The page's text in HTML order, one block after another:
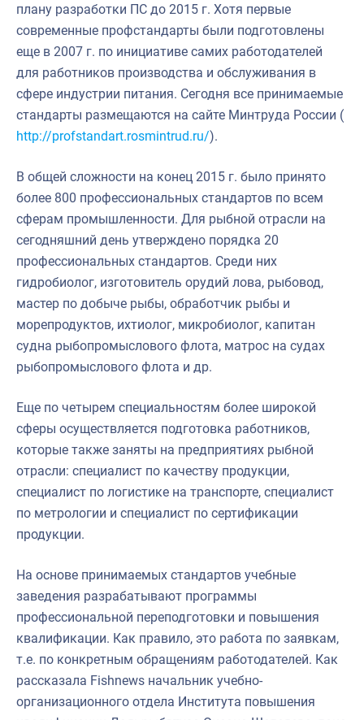
плану разработки ПС до 2015 г. Хотя первые
современные профстандарты были подготовлены
еще в 2007 г. по инициативе самих работодателей
для работников производства и обслуживания в
сфере индустрии питания. Сегодня все принимаемые
стандарты размещаются на сайте Минтруда России (
http://profstandart.rosmintrud.ru/).
В общей сложности на конец 2015 г. было принято
более 800 профессиональных стандартов по всем
сферам промышленности. Для рыбной отрасли на
сегодняшний день утверждено порядка 20
профессиональных стандартов. Среди них
гидробиолог, изготовитель орудий лова, рыбовод,
мастер по добыче рыбы, обработчик рыбы и
морепродуктов, ихтиолог, микробиолог, капитан
судна рыбопромыслового флота, матрос на судах
рыбопромыслового флота и др.
Еще по четырем специальностям более широкой
сферы осуществляется подготовка работников,
которые также заняты на предприятиях рыбной
отрасли: специалист по качеству продукции,
специалист по логистике на транспорте, специалист
по метрологии и специалист по сертификации
продукции.
На основе принимаемых стандартов учебные
заведения разрабатывают программы
профессиональной переподготовки и повышения
квалификации. Как правило, это работа по заявкам,
т.е. по конкретным обращениям работодателей. Как
рассказала Fishnews начальник учебно-
организационного отдела Института повышения